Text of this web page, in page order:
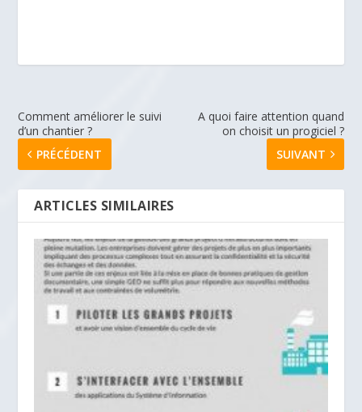
Comment améliorer le suivi
d’un chantier ?
PRÉCÉDENT
A quoi faire attention quand
on choisit un progiciel ?
SUIVANT
ARTICLES SIMILAIRES